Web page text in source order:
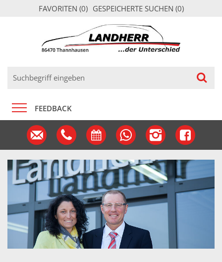
FAVORITEN (0) GESPEICHERTE SUCHEN (0)
FEEDBACK